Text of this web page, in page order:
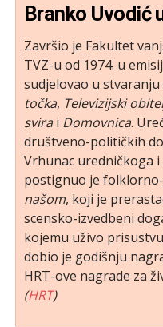
Branko Uvodić
Završio je Fakultet
TVZ-u od 1974. u
sudjelovao u stvaranju
točka, Televizijski
svirai Domovnica.
društveno-političkih
Vrhunac uredničkoga
postignuo je
našom, koji je
scensko-izvedbeni
kojemu uživo
dobio je godišnju
HRT-ove nagrade za
(HRT)